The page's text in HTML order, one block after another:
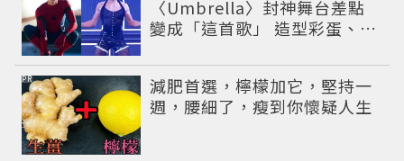
〈Umbrella〉封神舞台差點
變成「這首歌」 造型彩蛋、暖
減肥首選，檸檬加它，堅持一
週，腰細了，瘦到你懷疑人生
PR